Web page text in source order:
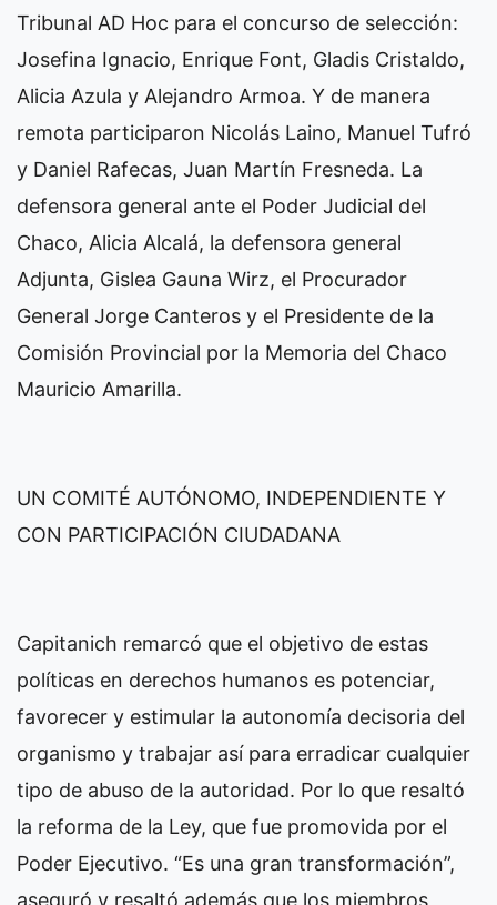
Tribunal AD Hoc para el concurso de selección:
Josefina Ignacio, Enrique Font, Gladis Cristaldo,
Alicia Azula y Alejandro Armoa. Y de manera
remota participaron Nicolás Laino, Manuel Tufró
y Daniel Rafecas, Juan Martín Fresneda. La
defensora general ante el Poder Judicial del
Chaco, Alicia Alcalá, la defensora general
Adjunta, Gislea Gauna Wirz, el Procurador
General Jorge Canteros y el Presidente de la
Comisión Provincial por la Memoria del Chaco
Mauricio Amarilla.
UN COMITÉ AUTÓNOMO, INDEPENDIENTE Y
CON PARTICIPACIÓN CIUDADANA
Capitanich remarcó que el objetivo de estas
políticas en derechos humanos es potenciar,
favorecer y estimular la autonomía decisoria del
organismo y trabajar así para erradicar cualquier
tipo de abuso de la autoridad. Por lo que resaltó
la reforma de la Ley, que fue promovida por el
Poder Ejecutivo. “Es una gran transformación”,
aseguró y resaltó además que los miembros